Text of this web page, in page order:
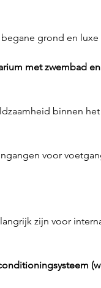
grond en
met zwembad
binnen
voor
zijn voor